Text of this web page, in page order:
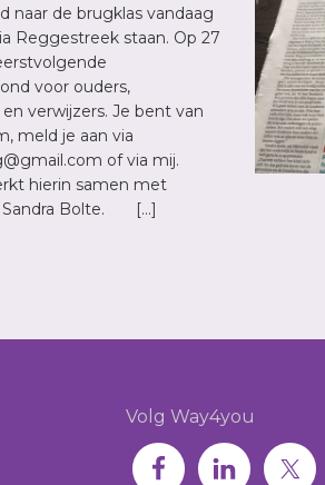
naar de brugklas vandaag
Reggestreek staan. Op 27
voor ouders,
verwijzers. Je bent van
meld je aan via
of via mij.
hierin samen met
Sandra Bolte. […]
Volg Way4you